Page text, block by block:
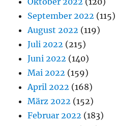
September 2022 (115)
August 2022 (119)
Juli 2022 (215)
Juni 2022 (140)
Mai 2022 (159)
April 2022 (168)
März 2022 (152)
Februar 2022 (183)